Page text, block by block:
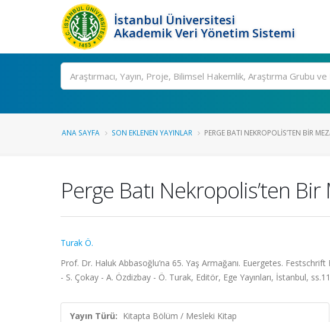
İstanbul Üniversitesi
Akademik Veri Yönetim Sistemi
Ara
ANA SAYFA SON EKLENEN YAYINLAR PERGE BATI NEKROPOLIS’TEN BIR
Perge Batı Nekropolis’ten
Turak Ö.
Prof. Dr. Haluk Abbasoğlu’na 65. Yaş Armağanı. Euergetes.
- S. Çokay - A. Özdizbay - Ö. Turak, Editör, Ege Yayınları, İstanbul,
Yayın Türü: Kitapta Bölüm / Mesleki Kitap